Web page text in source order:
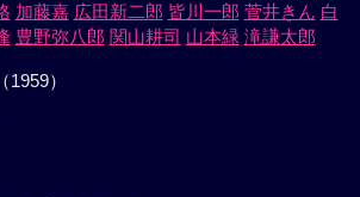
加藤嘉 広田新二郎 皆川一郎 菅井きん 白
豊野弥八郎 関山耕司 山本緑 滝謙太郎
1959）